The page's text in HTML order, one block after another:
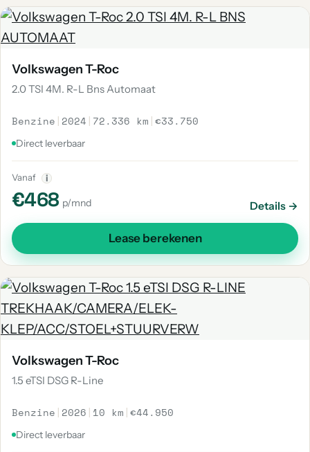
Volkswagen T-Roc
2.0 TSI 4M. R-L Bns Automaat
Benzine | 2024 | 72.336 km |€33.750
Direct leverbaar
Vanaf i
€468 p/mnd Details →
Lease berekenen
Volkswagen T-Roc
1.5 eTSI DSG R-Line
Benzine | 2026 | 10 km |€44.950
Direct leverbaar